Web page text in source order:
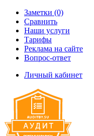
Заметки (0)
Сравнить
Наши услуги
Тарифы
Реклама на сайте
Вопрос-ответ
Личный кабинет